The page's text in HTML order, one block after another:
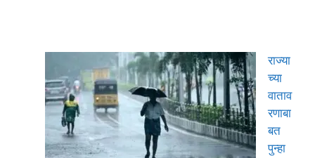
राज्या
च्या
वाताव
रणाबा
बत
पुन्हा